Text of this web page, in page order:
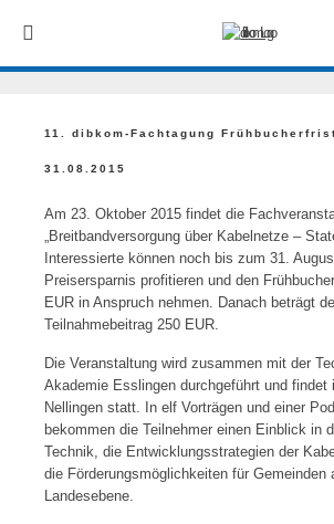
11. dibkom-Fachtagung
31.08.2015
Am 23. Oktober 2015 findet die
„Breitbandversorgung über Kabelnetze –
Interessierte können noch bis zum 31.
Preisersparnis profitieren und den
EUR in Anspruch nehmen. Danach beträgt
Teilnahmebeitrag 250 EUR.
Die Veranstaltung wird zusammen mit der
Akademie Esslingen durchgeführt und findet
Nellingen statt. In elf Vorträgen und einer
bekommen die Teilnehmer einen Einblick in
Technik, die Entwicklungsstrategien der
die Förderungsmöglichkeiten für Gemeinden
Landesebene.